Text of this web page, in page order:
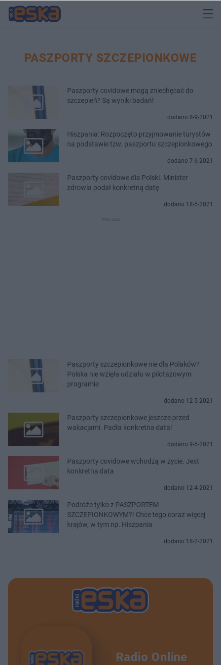
PASZPORTY SZCZEPIONKOWE
Paszporty covidowe mogą zniechęcać do
szczepień? Są wyniki badań!
dodano 8-9-2021
Hiszpania: Rozpoczęto przyjmowanie turystów
na podstawie tzw. paszportu szczepionkowego
dodano 7-6-2021
Paszporty covidowe dla Polski. Minister
zdrowia podał konkretną datę
dodano 18-5-2021
Paszporty szczepionkowe nie dla Polaków?
Polska nie wzięła udziału w pilotażowym
programie
dodano 12-5-2021
Paszporty szczepionkowe jeszcze przed
wakacjami. Padła konkretna data!
dodano 9-5-2021
Paszporty covidowe wchodzą w życie. Jest
konkretna data
dodano 12-4-2021
Podróże tylko z PASZPORTEM
SZCZEPIONKOWYM?! Chce tego coraz więcej
krajów, w tym np. Hiszpania
dodano 18-2-2021
Radio Online